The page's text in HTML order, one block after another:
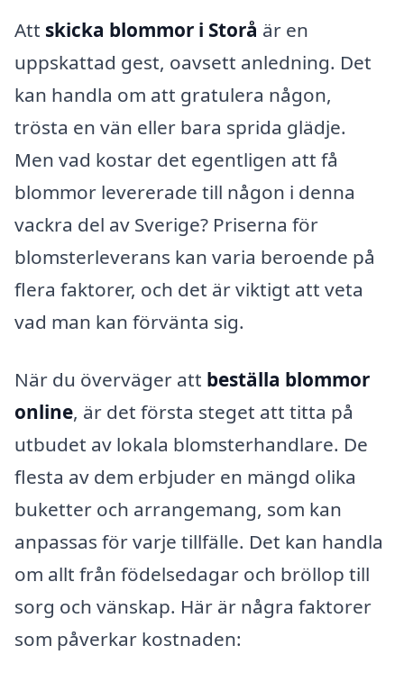
Att skicka blommor i Storå är en
uppskattad gest, oavsett anledning. Det
kan handla om att gratulera någon,
trösta en vän eller bara sprida glädje.
Men vad kostar det egentligen att få
blommor levererade till någon i denna
vackra del av Sverige? Priserna för
blomsterleverans kan varia beroende på
flera faktorer, och det är viktigt att veta
vad man kan förvänta sig.
När du överväger att beställa blommor
online, är det första steget att titta på
utbudet av lokala blomsterhandlare. De
flesta av dem erbjuder en mängd olika
buketter och arrangemang, som kan
anpassas för varje tillfälle. Det kan handla
om allt från födelsedagar och bröllop till
sorg och vänskap. Här är några faktorer
som påverkar kostnaden: